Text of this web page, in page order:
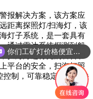
报解决方案，该方案应
距离探照灯/扫海灯，该
灯子系统，是一套具有
通过雷达系统探测到船
扫海灯进行光的警告和
平台的安全，扫海灯照
控制，可靠稳定、方便快
你们工矿灯价格便宜么？